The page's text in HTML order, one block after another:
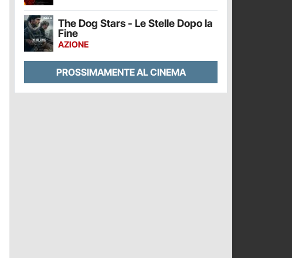
The Dog Stars - Le Stelle Dopo la
Fine
AZIONE
PROSSIMAMENTE AL CINEMA